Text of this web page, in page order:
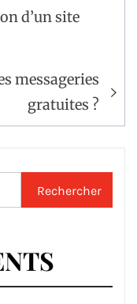
d’un site
messageries
gratuites ?